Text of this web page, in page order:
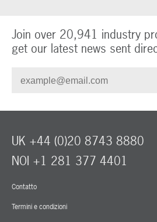
Join over 20,941 industry
get our latest news sent
Contatto
Termini e condizioni
UK +44 (0)20 8743 8880
NOI +1 281 377 4401